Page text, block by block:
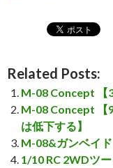
Related Posts:
M-08 Concept 【
M-08 Concept 【
は低下する】
M-08&ガンベイ
1/10 RC 2WDツ